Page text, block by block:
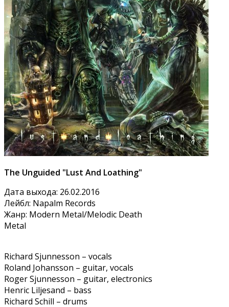
The Unguided "Lust And Loathing"
Дата выхода: 26.02.2016
Лейбл: Napalm Records
Жанр: Modern Metal/Melodic Death
Metal
Richard Sjunnesson – vocals
Roland Johansson – guitar, vocals
Roger Sjunnesson – guitar, electronics
Henric Liljesand – bass
Richard Schill – drums